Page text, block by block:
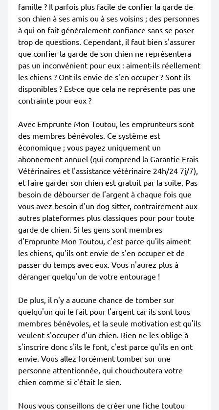
famille ? Il parfois plus facile de confier la garde de
son chien à ses amis ou à ses voisins ; des personnes
à qui on fait généralement confiance sans se poser
trop de questions. Cependant, il faut bien s'assurer
que confier la garde de son chien ne représentera
pas un inconvénient pour eux : aiment-ils réellement
les chiens ? Ont-ils envie de s'en occuper ? Sont-ils
disponibles ? Est-ce que cela ne représente pas une
contrainte pour eux ?
Avec Emprunte Mon Toutou, les emprunteurs sont
des membres bénévoles. Ce système est
économique ; vous payez uniquement un
abonnement annuel (qui comprend la Garantie Frais
Vétérinaires et l'assistance vétérinaire 24h/24 7j/7),
et faire garder son chien est gratuit par la suite. Pas
besoin de débourser de l'argent à chaque fois que
vous avez besoin d'un dog sitter, contrairement aux
autres plateformes plus classiques pour pour toute
garde de chien. Si les gens sont membres
d'Emprunte Mon Toutou, c'est parce qu'ils aiment
les chiens, qu'ils ont envie de s'en occuper et de
passer du temps avec eux. Vous n'aurez plus à
déranger quelqu'un de votre entourage !
De plus, il n'y a aucune chance de tomber sur
quelqu'un qui le fait pour l'argent car ils sont tous
membres bénévoles, et la seule motivation est qu'ils
veulent s'occuper d'un chien. Rien ne les oblige à
s'inscrire donc s'ils le font, c'est parce qu'ils en ont
envie. Vous allez forcément tomber sur une
personne attentionnée, qui chouchoutera votre
chien comme si c'était le sien.
Nous vous conseillons de créer une fiche toutou